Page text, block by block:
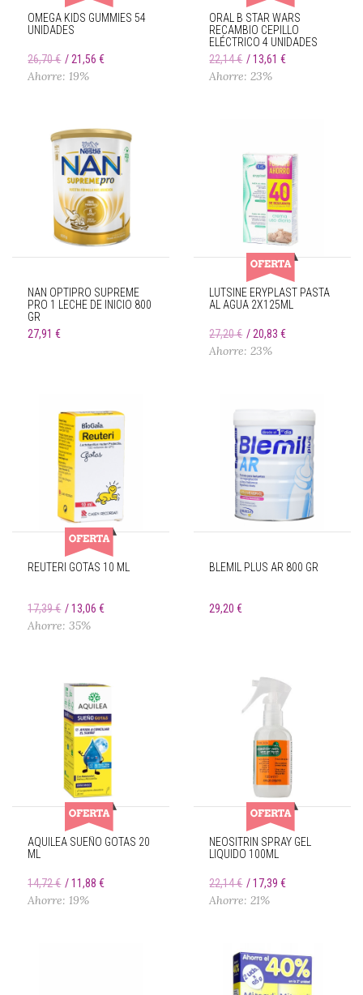
OMEGA KIDS GUMMIES 54
UNIDADES
26,70 € 21,56 €
Ahorre: 19%
ORAL B STAR WARS
RECAMBIO CEPILLO
ELÉCTRICO 4 UNIDADES
22,14 €
13,61 €
Ahorre: 23%
NAN OPTIPRO SUPREME
PRO 1 LECHE DE INICIO 800
GR
27,91 €
LUTSINE ERYPLAST PASTA
AL AGUA 2X125ML
27,20 € 20,83 €
Ahorre: 23%
REUTERI GOTAS 10 ML
17,39 € 13,06 €
Ahorre: 35%
BLEMIL PLUS AR 800 GR
29,20 €
AQUILEA SUEÑO GOTAS 20
ML
14,72 € 11,88 €
Ahorre: 19%
NEOSITRIN SPRAY GEL
LIQUIDO 100ML
22,14 € 17,39 €
Ahorre: 21%